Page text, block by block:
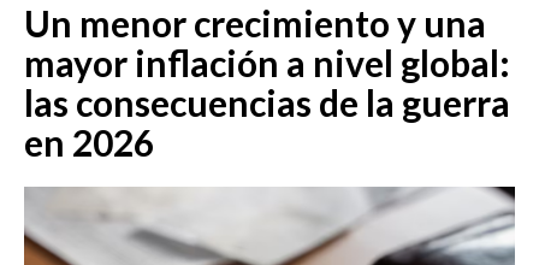
EMISIÓN 12:30 PM
EMISIÓN 7:00 PM
Un menor crecimiento y una
mayor inflación a nivel global:
las consecuencias de la guerra
en 2026